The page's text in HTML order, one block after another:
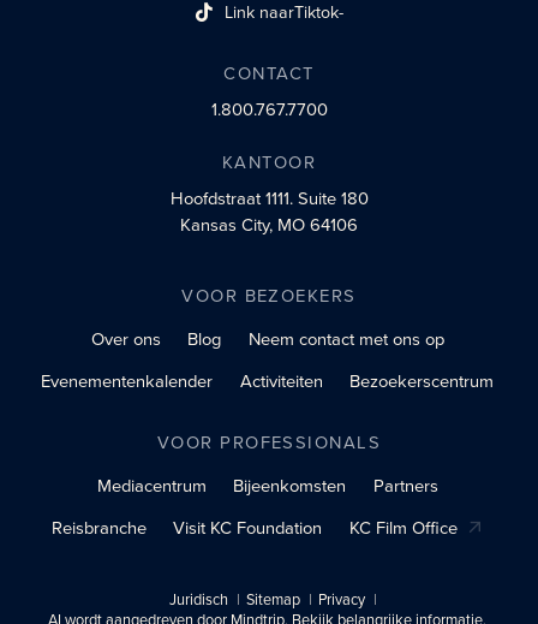
Link naarTiktok-
sociaalprofiel
CONTACT
1.800.767.7700
KANTOOR
Hoofdstraat 1111.Suite 180
Kansas City, MO 64106
VOOR BEZOEKERS
Over ons
Blog
Neem contact met ons op
Evenementenkalender
Activiteiten Bezoekerscentrum
VOOR PROFESSIONALS
Mediacentrum
Bijeenkomsten
Partners
Reisbranche
Visit KC Foundation KC Film Office
Juridisch Sitemap
Privacy